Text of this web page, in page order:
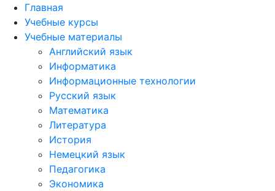
Главная
Учебные курсы
Учебные материалы
Английский язык
Информатика
Информационные технологии
Русский язык
Математика
Литература
История
Немецкий язык
Педагогика
Экономика